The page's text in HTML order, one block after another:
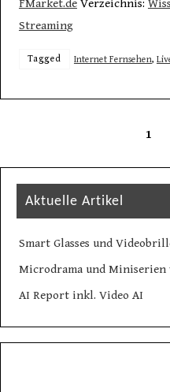
FMarket.deVerzeichnis:
Streaming
Tagged Internet Fernsehen,
1
Aktuelle Artikel
Smart Glasses und
Microdrama und
AI Report inkl. Video AI